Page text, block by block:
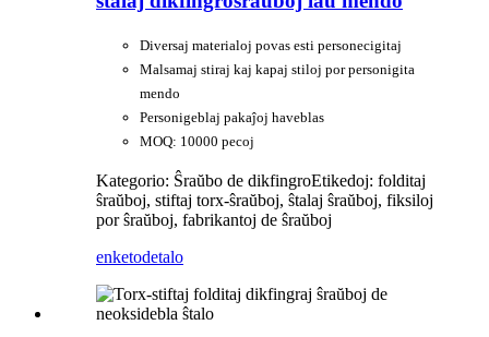
Diversaj materialoj povas esti personecigitaj
Malsamaj stiraj kaj kapaj stiloj por personigita
mendo
Personigeblaj pakaĵoj haveblas
MOQ: 10000 pecoj
Kategorio: Ŝraŭbo de dikfingroEtikedoj: folditaj
ŝraŭboj, stiftaj torx-ŝraŭboj, ŝtalaj ŝraŭboj, fiksiloj
por ŝraŭboj, fabrikantoj de ŝraŭboj
enketodetalo